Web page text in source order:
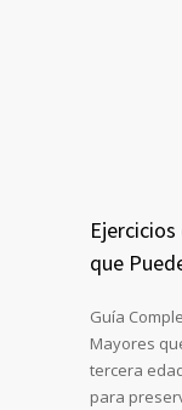
que
Guía
Mayores
tercera
para